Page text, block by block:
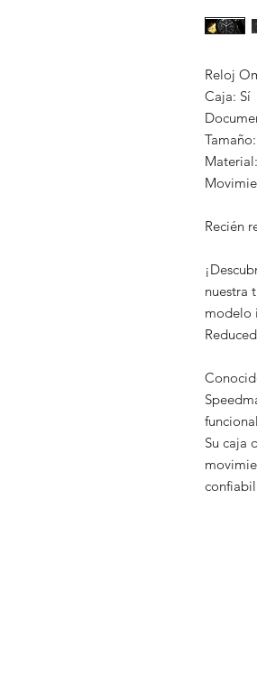
Reloj
Caja: Sí
Recién
nuestra
modelo
Su caja